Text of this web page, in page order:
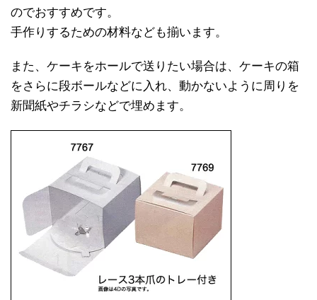
のでおすすめです。
手作りするための材料なども揃います。
また、ケーキをホールで送りたい場合は、ケーキの箱
をさらに段ボールなどに入れ、動かないように周りを
新聞紙やチラシなどで埋めます。